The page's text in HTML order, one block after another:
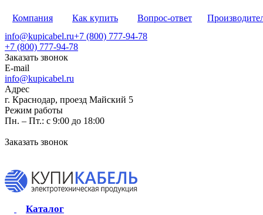
Компания Как купить Вопрос-ответ
info@kupicabel.ru+7 (800) 777-94-78
+7 (800) 777-94-78
Заказать звонок
E-mail
info@kupicabel.ru
Адрес
г. Краснодар, проезд Майский 5
Режим работы
Пн. – Пт.: с 9:00 до 18:00
Заказать звонок
Каталог